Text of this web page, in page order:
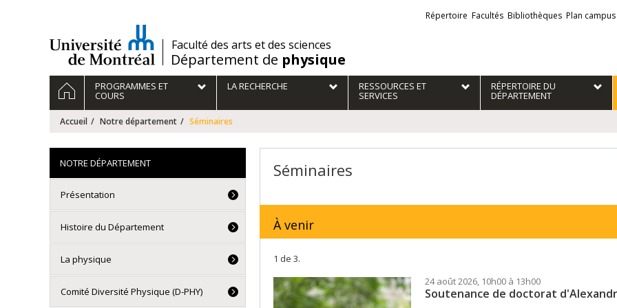
/Faculté des arts et des sciences
Département de physique
Liens
externes
Répertoire Facultés Bibliothèques Plan campus
Navigation
principale
ACCUEILPROGRAMMES ET
COURS
LA RECHERCHE RESSOURCES ET
SERVICES
RÉPERTOIRE DU
DÉPARTEMENT
Accueil Notre département Séminaires
Séminaires
À venir
1 de 3.
24 août 2026, 10h00 à 13h00
Soutenance de doctorat
NOTRE DÉPARTEMENT
Présentation
Histoire du Département
La physique
Comité Diversité Physique (D-PHY)